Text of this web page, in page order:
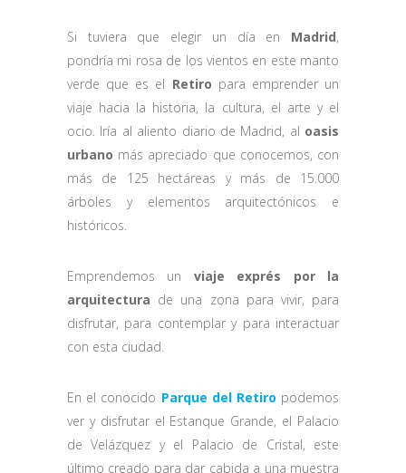
Si tuviera que elegir un día en Madrid,
pondría mi rosa de los vientos en este manto
verde que es el Retiro para emprender un
viaje hacia la historia, la cultura, el arte y el
ocio. Iría al aliento diario de Madrid, al oasis
urbano más apreciado que conocemos, con
más de 125 hectáreas y más de 15.000
árboles y elementos arquitectónicos e
históricos.
Emprendemos un viaje exprés por la
arquitectura de una zona para vivir, para
disfrutar, para contemplar y para interactuar
con esta ciudad.
En el conocido Parque del Retiro podemos
ver y disfrutar el Estanque Grande, el Palacio
de Velázquez y el Palacio de Cristal, este
último creado para dar cabida a una muestra